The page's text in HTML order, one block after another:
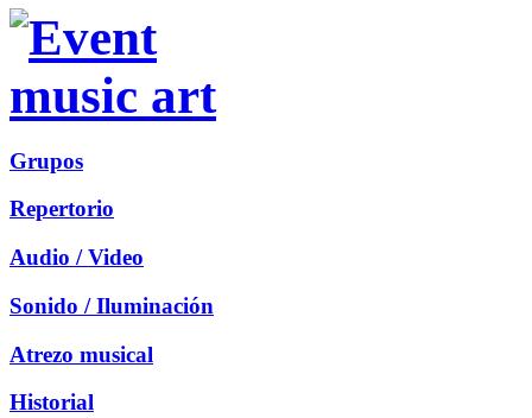
Grupos
Repertorio
Audio / Video
Sonido / Iluminación
Atrezo musical
Historial